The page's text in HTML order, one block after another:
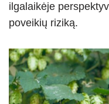
ilgalaikėje
poveikių riziką.